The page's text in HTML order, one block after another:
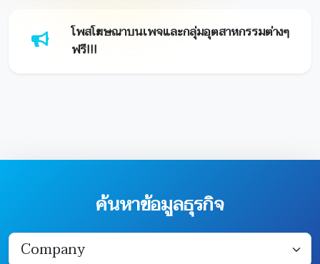
โพสโฆษณาบนเพจและกลุ่มอุตสาหกรรมต่างๆ
ฟรี!!!
ค้นหาข้อมูลธุรกิจ